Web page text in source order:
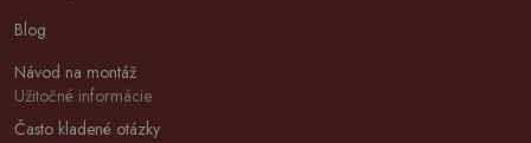
Blog
Návod na montáž
Užitočné informácie
Často kladené otázky